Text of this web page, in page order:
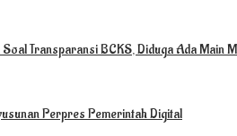
Transparansi BCKS, Diduga Ada Main
Perpres Pemerintah Digital